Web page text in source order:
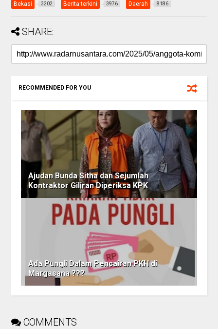
Bekasi 3202 Berita terkini 3976 Daerah 8186
SHARE:
RECOMMENDED FOR YOU
Ajudan Bunda Sitha dan Sejumlah
Kontraktor Giliran Diperiksa KPK
Ada Pungli Dalam Pencairan PKH di
Margasana ???
COMMENTS